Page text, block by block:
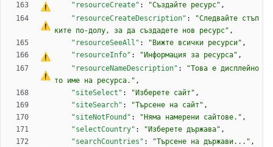
"resourceCreate" : "Създайте ресурс" ,
"resourceCreateDescription" :
"Следвайте стъп
ките по-долу, за да създадете нов ресурс" ,
"resourceSeeAll" : "Вижте всички ресурси" ,
"resourceInfo" : "Информация за ресурса" ,
"resourceNameDescription" : "Това е дисплейно
то име на ресурса." ,
"siteSelect" : "Изберете сайт" ,
"siteSearch" : "Търсене на сайт" ,
"siteNotFound" : "Няма намерени сайтове." ,
"selectCountry" : "Изберете държава" ,
"searchCountries" : "Търсене на държави..." ,